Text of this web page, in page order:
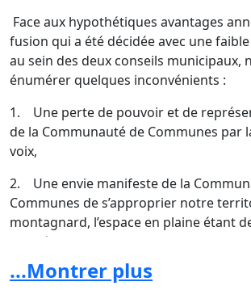
Face aux hypothétiques avantages
fusion qui a été décidée avec une
au sein des deux conseils municipaux,
énumérer quelques inconvénients :
1. Une perte de pouvoir et de
de la Communauté de Communes par
voix,
2. Une envie manifeste de la
Communes de s’approprier notre
montagnard, l’espace en plaine étant
saturé,
3. Pas d’économie d’échelle
...Montrer plus